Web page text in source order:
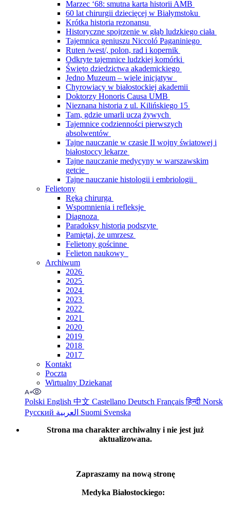
Marzec ‘68: smutna karta historii AMB
60 lat chirurgii dziecięcej w Białymstoku
Krótka historia rezonansu
Historyczne spojrzenie w głąb ludzkiego ciała
Tajemnica geniuszu Niccoló Paganiniego
Ruten /west/, polon, rad i kopernik
Odkryte tajemnice ludzkiej komórki
Święto dziedzictwa akademickiego
Jedno Muzeum – wiele inicjatyw
Chyrowiacy w białostockiej akademii
Doktorzy Honoris Causa UMB
Nieznana historia z ul. Kilińskiego 15
Tam, gdzie umarli uczą żywych
Tajemnice codzienności pierwszych
absolwentów
Tajne nauczanie w czasie II wojny światowej i
białostoccy lekarze
Tajne nauczanie medycyny w warszawskim
getcie
Tajne nauczanie histologii i embriologii
Felietony
Ręką chirurga
Wspomnienia i refleksje
Diagnoza
Paradoksy historią podszyte
Pamiętaj, że umrzesz
Felietony gościnne
Felieton naukowy
Archiwum
2026
2025
2024
2023
2022
2021
2020
2019
2018
2017
Kontakt
Poczta
Wirtualny Dziekanat
Polski English 中文 Castellano Deutsch Françaisहिन्दी Norsk
Русский
Suomi Svenska
Strona ma charakter archiwalny i nie jest już
aktualizowana.
Zapraszamy na nową stronę
Medyka Białostockiego: